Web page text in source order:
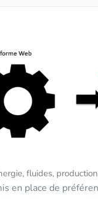
fluides,
en place de